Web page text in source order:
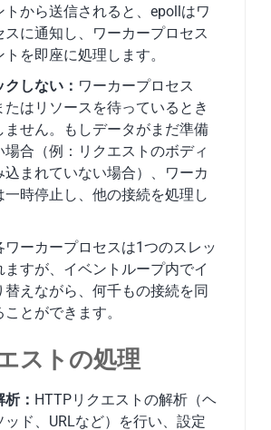
トから送信されると、epollはワ
スに通知し、ワーカープロセス
を即座に処理します。
しない： ワーカープロセス
たはリソースを待っているとき
ません。もしデータがまだ準備
場合（例：リクエストのボディ
込まれていない場合）、ワーカ
一時停止し、他の接続を処理し
ワーカープロセスは1つのスレッ
ますが、イベントループ内でイ
替えながら、何千もの接続を同
とができます。
ストの処理
： HTTPリクエストの解析（ヘ
ッド、URLなど）を行い、設定